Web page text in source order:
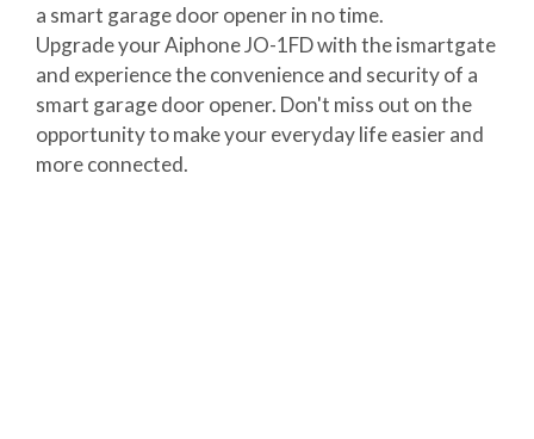
a smart garage door opener in no time.
Upgrade your Aiphone JO-1FD with the ismartgate
and experience the convenience and security of a
smart garage door opener. Don't miss out on the
opportunity to make your everyday life easier and
more connected.